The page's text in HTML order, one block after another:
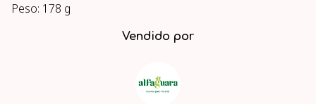
Peso: 178 g
Vendido por